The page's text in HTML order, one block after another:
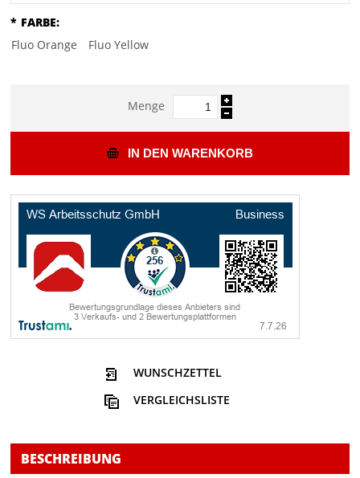
* FARBE:
Fluo Orange
Fluo Yellow
Menge
IN DEN WARENKORB
WUNSCHZETTEL
VERGLEICHSLISTE
BESCHREIBUNG